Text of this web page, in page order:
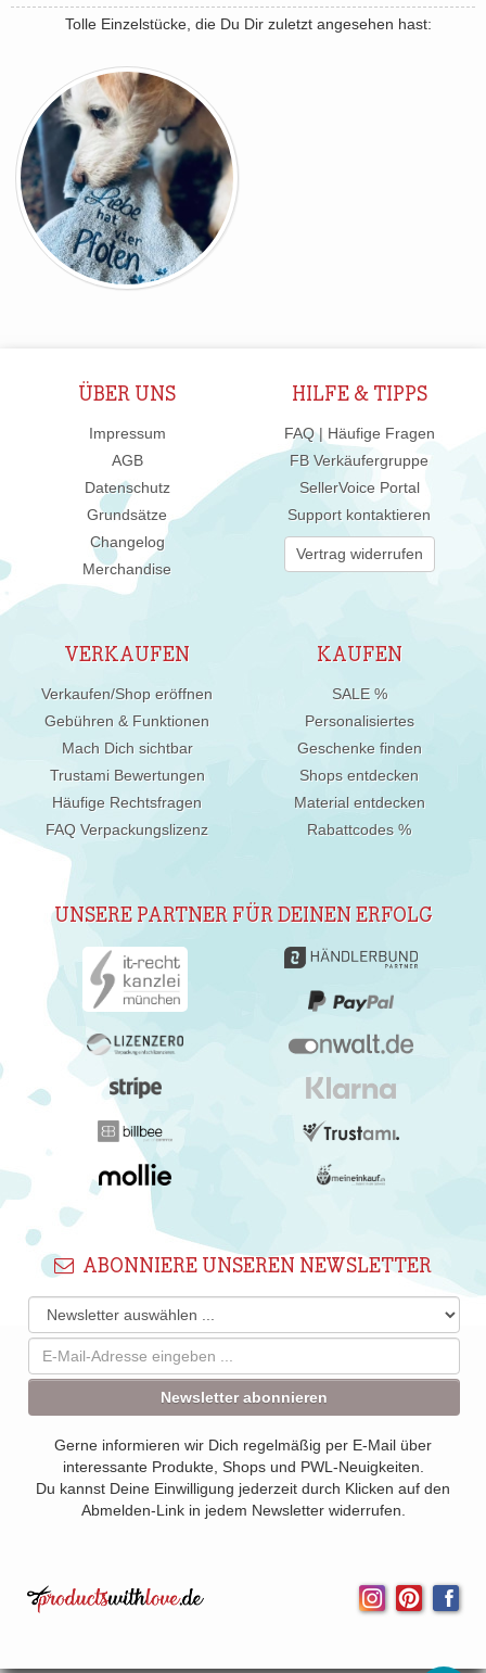
Tolle Einzelstücke, die Du Dir zuletzt angesehen hast:
ÜBER UNS
Impressum
AGB
Datenschutz
Grundsätze
Changelog
Merchandise
HILFE & TIPPS
FAQ | Häufige Fragen
FB Verkäufergruppe
SellerVoice Portal
Support kontaktieren
Vertrag widerrufen
VERKAUFEN
Verkaufen/Shop eröffnen
Gebühren & Funktionen
Mach Dich sichtbar
Trustami Bewertungen
Häufige Rechtsfragen
FAQ Verpackungslizenz
KAUFEN
SALE %
Personalisiertes
Geschenke finden
Shops entdecken
Material entdecken
Rabattcodes %
UNSERE PARTNER FÜR DEINEN ERFOLG
ABONNIERE UNSEREN NEWSLETTER
Newsletter abonnieren
Gerne informieren wir Dich regelmäßig per E-Mail über
interessante Produkte, Shops und PWL-Neuigkeiten.
Du kannst Deine Einwilligung jederzeit durch Klicken auf den
Abmelden-Link in jedem Newsletter widerrufen.